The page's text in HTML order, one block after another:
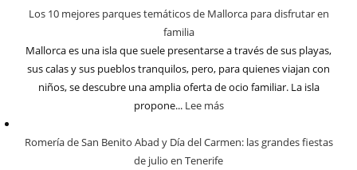
Los 10 mejores parques temáticos de Mallorca para disfrutar en
familia
Mallorca es una isla que suele presentarse a través de sus playas,
sus calas y sus pueblos tranquilos, pero, para quienes viajan con
niños, se descubre una amplia oferta de ocio familiar. La isla
propone... Lee más
Romería de San Benito Abad y Día del Carmen: las grandes fiestas
de julio en Tenerife